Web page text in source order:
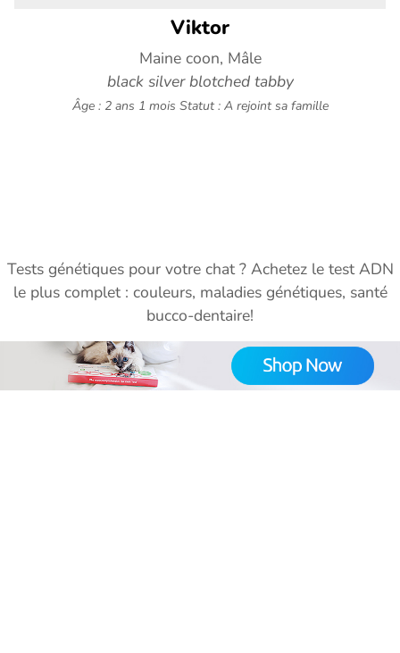
Viktor
Maine coon, Mâle
black silver blotched tabby
Âge : 2 ans 1 mois Statut : A rejoint sa famille
Tests génétiques pour votre chat ? Achetez le test ADN
le plus complet : couleurs, maladies génétiques, santé
bucco-dentaire!